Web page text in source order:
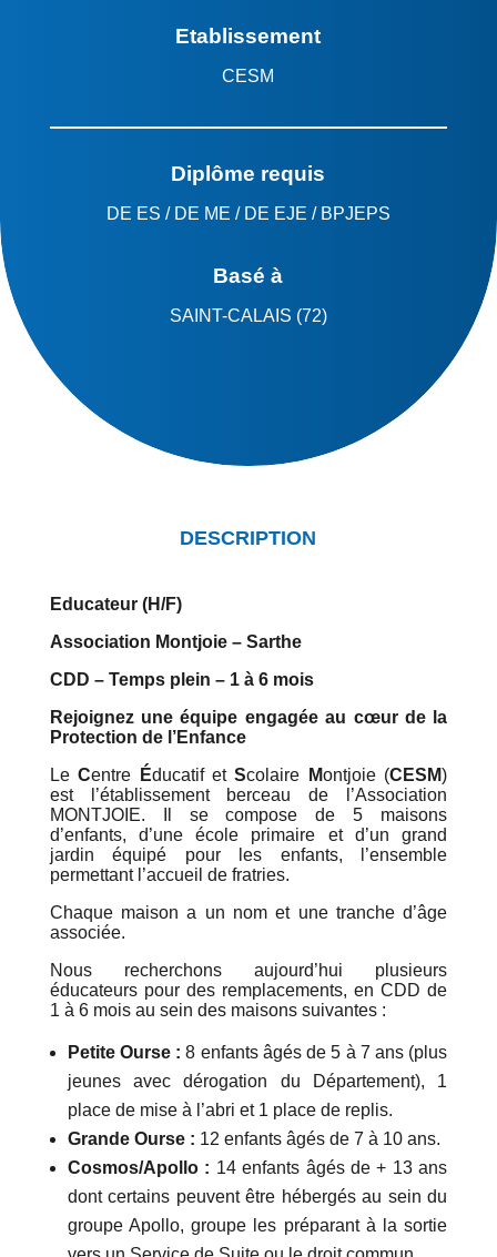
Etablissement
CESM
Diplôme requis
DE ES / DE ME / DE EJE / BPJEPS
Basé à
SAINT-CALAIS (72)
DESCRIPTION
Educateur (H/F)
Association Montjoie – Sarthe
CDD – Temps plein – 1 à 6 mois
Rejoignez une équipe engagée au cœur de la
Protection de l’Enfance
LeCentre Éducatif etScolaire Montjoie (CESM)
est l’établissement berceau de l’Association
MONTJOIE. Il se compose de 5 maisons
d’enfants, d’une école primaire et d’un grand
jardin équipé pour les enfants, l’ensemble
permettant l’accueil de fratries.
Chaque maison a un nom et une tranche d’âge
associée.
Nous recherchons aujourd’hui plusieurs
éducateurs pour des remplacements, en CDD de
1 à 6 mois au sein des maisons suivantes :
Petite Ourse :8 enfants âgés de 5 à 7 ans (plus
jeunes avec dérogation du Département), 1
place de mise à l’abri et 1 place de replis.
Grande Ourse : 12 enfants âgés de 7 à 10 ans.
Cosmos/Apollo : 14 enfants âgés de + 13 ans
dont certains peuvent être hébergés au sein du
groupe Apollo, groupe les préparant à la sortie